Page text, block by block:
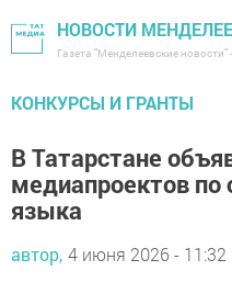
НОВОСТИ
Газета "Менделеевские
КОНКУРСЫ И ГРАНТЫ
В Татарстане
медиапроектов по
языка
автор, 4 июня 2026 - 11:32